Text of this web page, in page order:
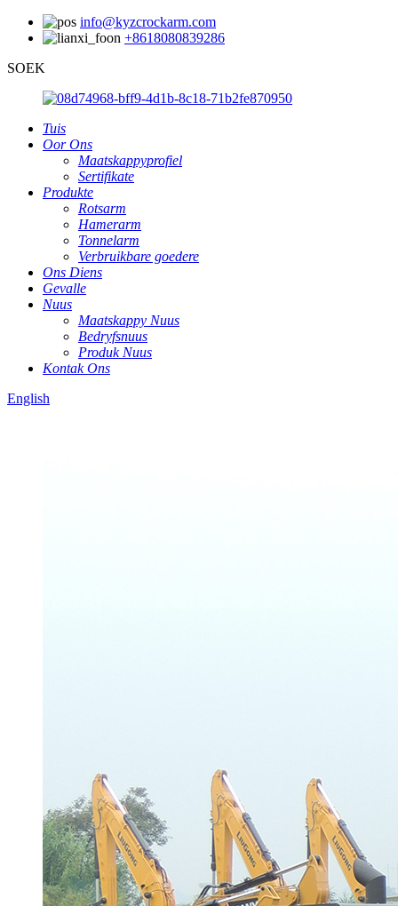
info@kyzcrockarm.com
+8618080839286
SOEK
Tuis
Oor Ons
Maatskappyprofiel
Sertifikate
Produkte
Rotsarm
Hamerarm
Tonnelarm
Verbruikbare goedere
Ons Diens
Gevalle
Nuus
Maatskappy Nuus
Bedryfsnuus
Produk Nuus
Kontak Ons
English